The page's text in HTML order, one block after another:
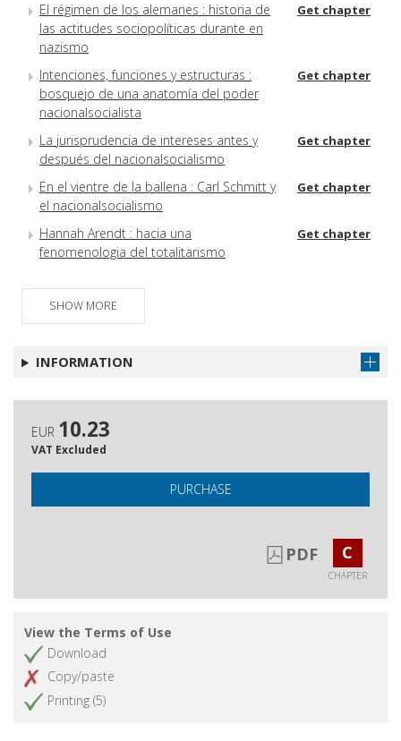
El régimen de los alemanes : historia de
las actitudes sociopolíticas durante en
nazismo
Get chapter
Intenciones, funciones y estructuras :
bosquejo de una anatomía del poder
nacionalsocialista
Get chapter
La jurisprudencia de intereses antes y
después del nacionalsocialismo
Get chapter
En el vientre de la ballena : Carl Schmitt y
el nacionalsocialismo
Get chapter
Hannah Arendt : hacia una
fenomenologia del totalitarismo
Get chapter
SHOW MORE
INFORMATION
EUR 10.23
VAT Excluded
PURCHASE
PDF C
CHAPTER
View the Terms of Use
Download
Copy/paste
Printing (5)